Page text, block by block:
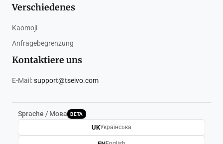
Verschiedenes
Kaomoji
Anfragebegrenzung
Kontaktiere uns
E-Mail:support@tseivo.com
Sprache / Мова BETA
UKУкраїнська